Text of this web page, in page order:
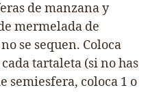
de manzana y
mermelada de
se sequen. Coloca
tartaleta (si no has
semiesfera, coloca 1 o